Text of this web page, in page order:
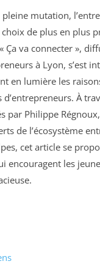
mutation,
de plus en plus
Ça va connecter »,
à Lyon, s’est
en lumière les
À
par Philippe
de l’écosystème
cet article se
encouragent les